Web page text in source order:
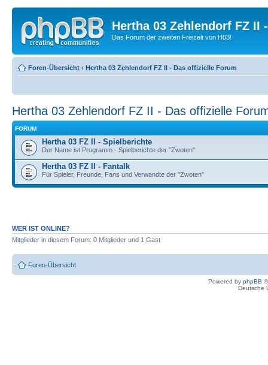
Hertha 03 Zehlendorf FZ II
Das Forum der zweiten Freizeit von H03!
Foren-Übersicht ‹ Hertha 03 Zehlendorf FZ II - Das offizielle Forum
Hertha 03 Zehlendorf FZ II - Das offizielle
FORUM
Hertha 03 FZ II - Spielberichte
Der Name ist Programm - Spielberichte der "Zwoten"
Hertha 03 FZ II - Fantalk
Für Spieler, Freunde, Fans und Verwandte der "Zwoten"
WER IST ONLINE?
Mitglieder in diesem Forum: 0 Mitglieder und 1 Gast
Foren-Übersicht
Powered by phpBB
Deutsche